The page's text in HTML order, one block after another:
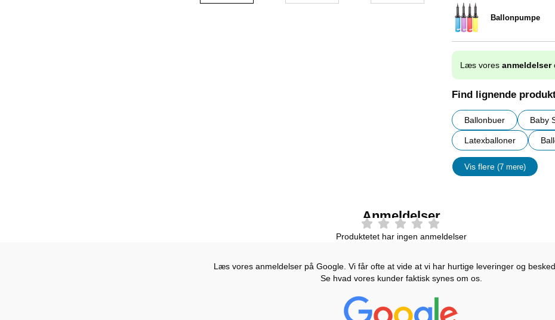
Ballonpumpe
Varenr 9838
Læs vores anmeldelser
Find lignende
Ballonbuer Baby
Latexballoner
Vis flere (7 mere)
Egenskaper
Anmeldelser
Produktetet har ingen anmeldelser
Læs vores anmeldelser på Google. Vi får ofte at vide at vi har hurtige leveringer og
Se hvad vores kunder faktisk synes om os.
Prisjakt Anmeldelser: 4.7 Stjerne